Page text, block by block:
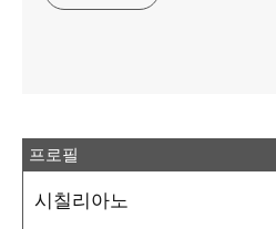
프로필
시칠리아노